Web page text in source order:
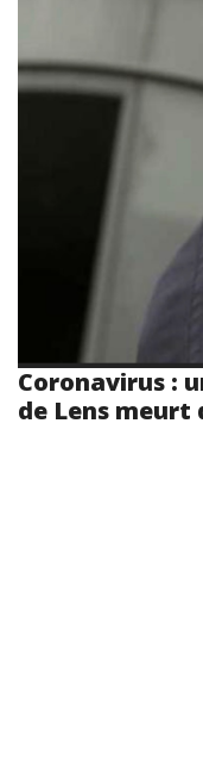
Coronavirus :
de Lens meurt